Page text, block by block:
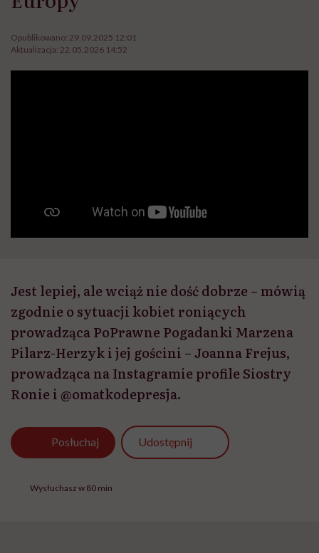
Opublikowano: 29.09.2025 12:01
Aktualizacja: 22.05.2026 14:52
Jest lepiej, ale wciąż nie dość dobrze – mówią
zgodnie o sytuacji kobiet roniących
prowadząca PoPrawne Pogadanki Marzena
Pilarz-Herzyk i jej gościni – Joanna Frejus,
prowadząca na Instagramie profile Siostry
Ronie i @omatkodepresja.
Posłuchaj Udostępnij
Wysłuchasz w 80 min